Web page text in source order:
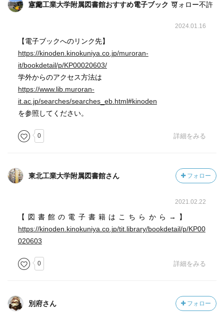
室蘭工業大学附属図書館おすすめ電子ブックさん フォロー不許可
2024.01.16
【電子ブックへのリンク先】
https://kinoden.kinokuniya.co.jp/muroran-
it/bookdetail/p/KP00020603/
学外からのアクセス方法は
https://www.lib.muroran-
it.ac.jp/searches/searches_eb.html#kinoden
を参照してください。
0 詳細をみる
東北工業大学附属図書館さん フォロー
2021.02.22
【図書館の電子書籍はこちらから→】
https://kinoden.kinokuniya.co.jp/tit.library/bookdetail/p/KP00
020603
0 詳細をみる
別府さん フォロー